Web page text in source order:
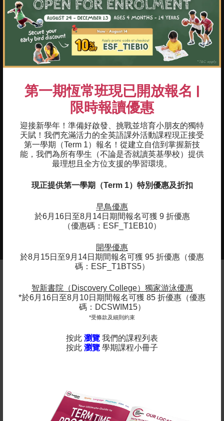
第一期恆常班現已開放報名 |
限時報讀優惠
迎接新學年！準備好啟發、挑戰並培育小朋友的獨特
天賦！我們充滿活力的全英語課外活動課程現正接受
第一學期（Term 1）報名！ 從建立自信到掌握新技
能，我們為所有學生（不論是否就讀英基學校）提供
最理想且全方位支援的學習環境。
現正提供第一學期（Term 1）特別優惠及折扣
早鳥優惠
於6月16日至8月14日期間報名可獲 9 折優惠
（優惠碼：ESF_T1EB10）
開學優惠
於8月15日至9月14日期間報名可獲 95 折優惠（優惠
碼：ESF_T1BTS5）
智新書院（Discovery College）獨家游泳優惠
*於6月16日至8月10日期間報名可獲 85 折優惠（優惠
碼：DCSWIM15）
*受條款及細則約束
按此 瀏覽 我們的課程列表
按此 瀏覽 學期課程小冊子
重點及學習成果
在1對1、2對2的獨立比賽中嘗試進攻及防守
03 基礎的速度、敏捷及快速（SAQ）動作技巧
04
認識及負責特定位置（後衛、左右中場、前
鋒、守門員）
05 掌握解決個人及球隊問題的能力
基本假動作（傳球的假動作或傳球方向的假
動作）
2025-2026年度課程現正接受報名 -
備註
提供適合所有年齡段直至中學水平的各種課
了藝術、STEM 和遊戲小組課程。
立即報名